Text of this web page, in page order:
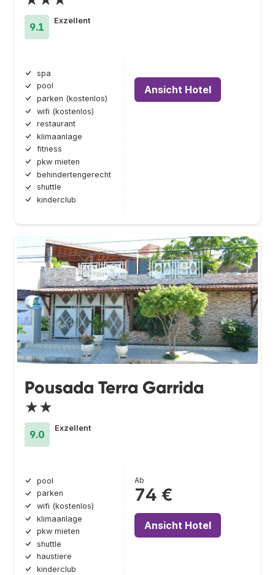
9.1
Exzellent
spa
pool
parken (kostenlos)
wifi (kostenlos)
restaurant
klimaanlage
fitness
pkw mieten
behindertengerecht
shuttle
kinderclub
Ansicht Hotel
Pousada Terra Garrida
★★
9.0
Exzellent
pool
parken
wifi (kostenlos)
klimaanlage
pkw mieten
shuttle
haustiere
kinderclub
Ab
74 €
Ansicht Hotel